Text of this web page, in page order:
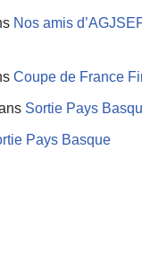
Nos amis
Coupe de France
Sortie Pays
Pays Basque